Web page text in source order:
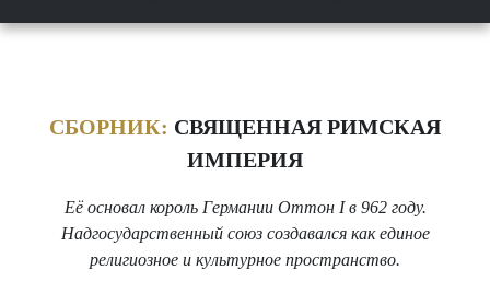
СБОРНИК: СВЯЩЕННАЯ РИМСКАЯ
ИМПЕРИЯ
Её основал король Германии Оттон I в 962 году.
Надгосударственный союз создавался как единое
религиозное и культурное пространство.